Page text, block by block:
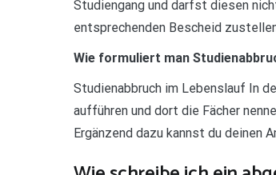
Studiengang und darfst diesen
entsprechenden Bescheid
Wie formuliert man
Studienabbruch im Lebenslauf In
aufführen und dort die Fächer
Ergänzend dazu kannst du deinen